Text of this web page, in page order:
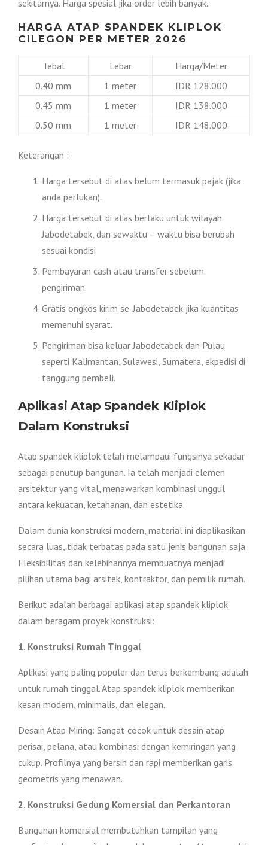
sekitarnya. Harga spesial jika order lebih banyak.
HARGA ATAP SPANDEK KLIPLOK
CILEGON PER METER 2026
Tebal Lebar
Harga/Meter
0.40 mm
1 meter
IDR 128.000
0.45 mm
1 meter
IDR 138.000
0.50 mm
1 meter IDR 148.000
Keterangan :
Harga tersebut di atas belum termasuk pajak (jika
anda perlukan).
Harga tersebut di atas berlaku untuk wilayah
Jabodetabek, dan sewaktu – waktu bisa berubah
sesuai kondisi
Pembayaran cash atau transfer sebelum
pengiriman.
Gratis ongkos kirim se-Jabodetabek jika kuantitas
memenuhi syarat.
Pengiriman bisa keluar Jabodetabek dan Pulau
seperti Kalimantan, Sulawesi, Sumatera, ekpedisi di
tanggung pembeli.
Aplikasi Atap Spandek Kliplok
Dalam Konstruksi
Atap spandek kliplok telah melampaui fungsinya sekadar
sebagai penutup bangunan. Ia telah menjadi elemen
arsitektur yang vital, menawarkan kombinasi unggul
antara kekuatan, ketahanan, dan estetika.
Dalam dunia konstruksi modern, material ini diaplikasikan
secara luas, tidak terbatas pada satu jenis bangunan saja.
Fleksibilitas dan kelebihannya membuatnya menjadi
pilihan utama bagi arsitek, kontraktor, dan pemilik rumah.
Berikut adalah berbagai aplikasi atap spandek kliplok
dalam beragam proyek konstruksi:
1. Konstruksi Rumah Tinggal
Aplikasi yang paling populer dan terus berkembang adalah
untuk rumah tinggal. Atap spandek kliplok memberikan
kesan modern, minimalis, dan elegan.
Desain Atap Miring: Sangat cocok untuk desain atap
perisai, pelana, atau kombinasi dengan kemiringan yang
cukup. Profilnya yang bersih dan rapi memberikan garis
geometris yang menawan.
2. Konstruksi Gedung Komersial dan Perkantoran
Bangunan komersial membutuhkan tampilan yang